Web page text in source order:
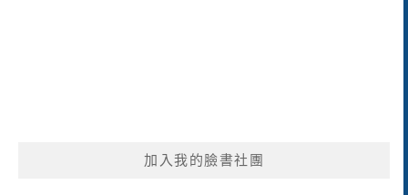
加入我的臉書社團